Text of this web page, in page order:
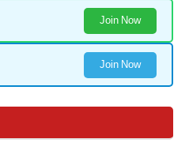
Join Now
Join Now